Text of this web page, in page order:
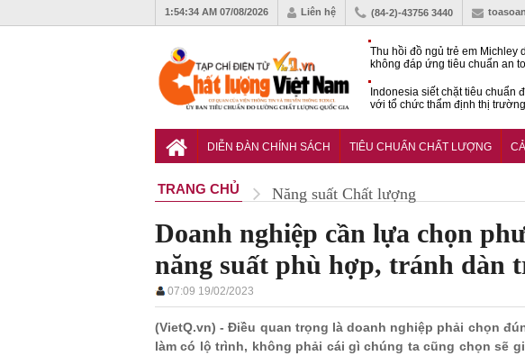
1:54:35 AM 07/08/2026 Liên hệ (84-2)-43756 3440
Thu hồi đồ ngủ trẻ em Michley
không đáp ứng tiêu chuẩn an
Indonesia siết chặt tiêu chuẩn
với tổ chức thẩm định thị trường
mới nâng chuẩn quản lý an
DIỄN ĐÀN CHÍNH SÁCH TIÊU CHUẨN CHẤT LƯỢNG
TRANG CHỦ Năng suất Chất lượng
Doanh nghiệp cần lựa chọn
năng suất phù hợp, tránh dàn
07:09 19/02/2023
(VietQ.vn) - Điều quan trọng là doanh nghiệp phải chọn
làm có lộ trình, không phải cái gì chúng ta cũng chọn sẽ